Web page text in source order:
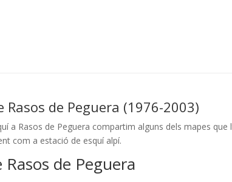
Rasos de Peguera (1976-2003)
a Rasos de Peguera compartim alguns dels mapes que
com a estació de esquí alpí.
de Peguera